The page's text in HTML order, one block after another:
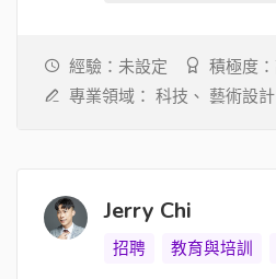
經驗：未設定
積極度
專業領域： 科技、 藝術設計
Jerry Chi
招聘 教育與培訓